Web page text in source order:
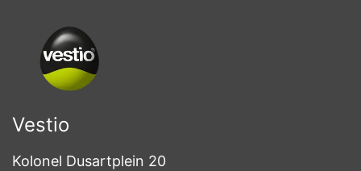
Vestio
Kolonel Dusartplein 20